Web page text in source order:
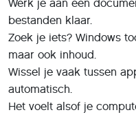
Werk je aan een
bestanden klaar.
Zoek je iets? Windows
maar ook inhoud.
Wissel je vaak tussen
automatisch.
Het voelt alsof je